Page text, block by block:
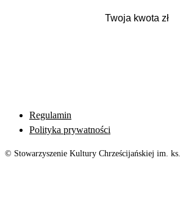
Regulamin
Polityka prywatności
© Stowarzyszenie Kultury Chrześcijańskiej im.